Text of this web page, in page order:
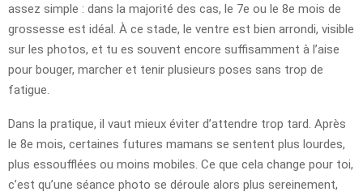
assez simple : dans la majorité des cas, le 7e ou le 8e mois de
grossesse est idéal. À ce stade, le ventre est bien arrondi, visible
sur les photos, et tu es souvent encore suffisamment à l’aise
pour bouger, marcher et tenir plusieurs poses sans trop de
fatigue.
Dans la pratique, il vaut mieux éviter d’attendre trop tard. Après
le 8e mois, certaines futures mamans se sentent plus lourdes,
plus essoufflées ou moins mobiles. Ce que cela change pour toi,
c’est qu’une séance photo se déroule alors plus sereinement,